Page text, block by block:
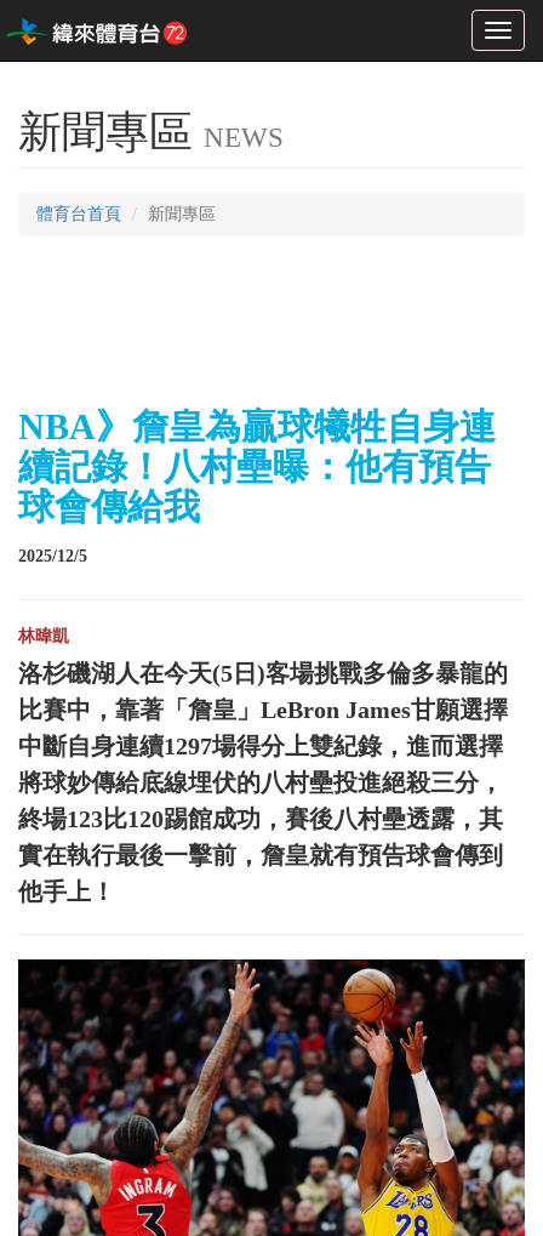
Toggle
新聞專區 NEWS
體育台首頁 新聞專區
NBA》詹皇為贏球犧牲自身連
續記錄！八村壘曝：他有預告
球會傳給我
2025/12/5
林暐凱
洛杉磯湖人在今天(5日)客場挑戰多倫多暴龍的
比賽中，靠著「詹皇」LeBron James甘願選擇
中斷自身連續1297場得分上雙紀錄，進而選擇
將球妙傳給底線埋伏的八村壘投進絕殺三分，
終場123比120踢館成功，賽後八村壘透露，其
實在執行最後一擊前，詹皇就有預告球會傳到
他手上！